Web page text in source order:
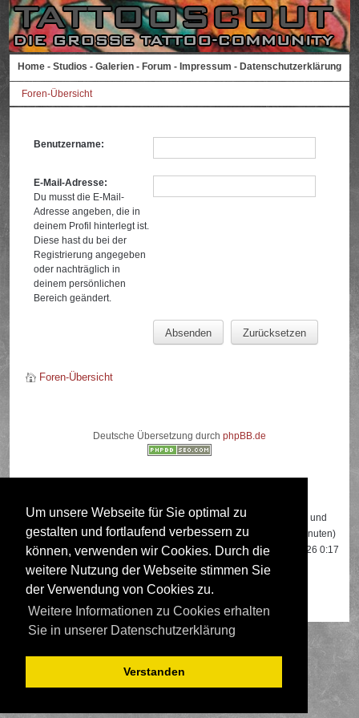
Um unsere Webseite für Sie optimal zu
gestalten und fortlaufend verbessern zu
können, verwenden wir Cookies. Durch die
weitere Nutzung der Webseite stimmen Sie
der Verwendung von Cookies zu.
Weitere Informationen zu Cookies erhalten
Sie in unserer Datenschutzerklärung
Verstanden
Home - Studios - Galerien - Forum - Impressum - Datenschutzerklärung
Foren-Übersicht
Benutzername:
E-Mail-Adresse:
Du musst die E-Mail-
Adresse angeben, die in
deinem Profil hinterlegt ist.
Diese hast du bei der
Registrierung angegeben
oder nachträglich in
deinem persönlichen
Bereich geändert.
Foren-Übersicht
Deutsche Übersetzung durch phpBB.de
Insgesamt sind591Besucher online: 2 registrierte, 0 unsichtbare und
589 Gäste (basierend auf den aktiven Besuchern der letzten 5 Minuten)
Der Besucherrekord liegt bei22108Besuchern, die am 13.04.2026 0:17
gleichzeitig online waren.
Google [Bot]